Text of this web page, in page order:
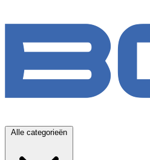
Alle categorieën